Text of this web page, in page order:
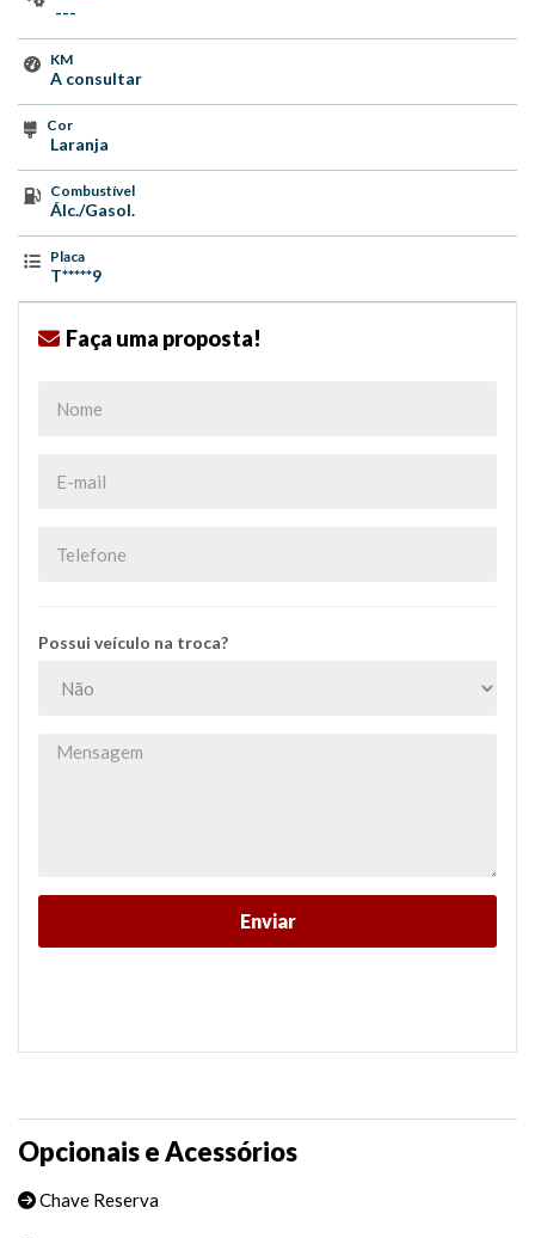
---
KM
A consultar
Cor
Laranja
Combustível
Álc./Gasol.
Placa
T*****9
Faça uma proposta!
Possui veículo na troca?
Opcionais e Acessórios
Chave Reserva